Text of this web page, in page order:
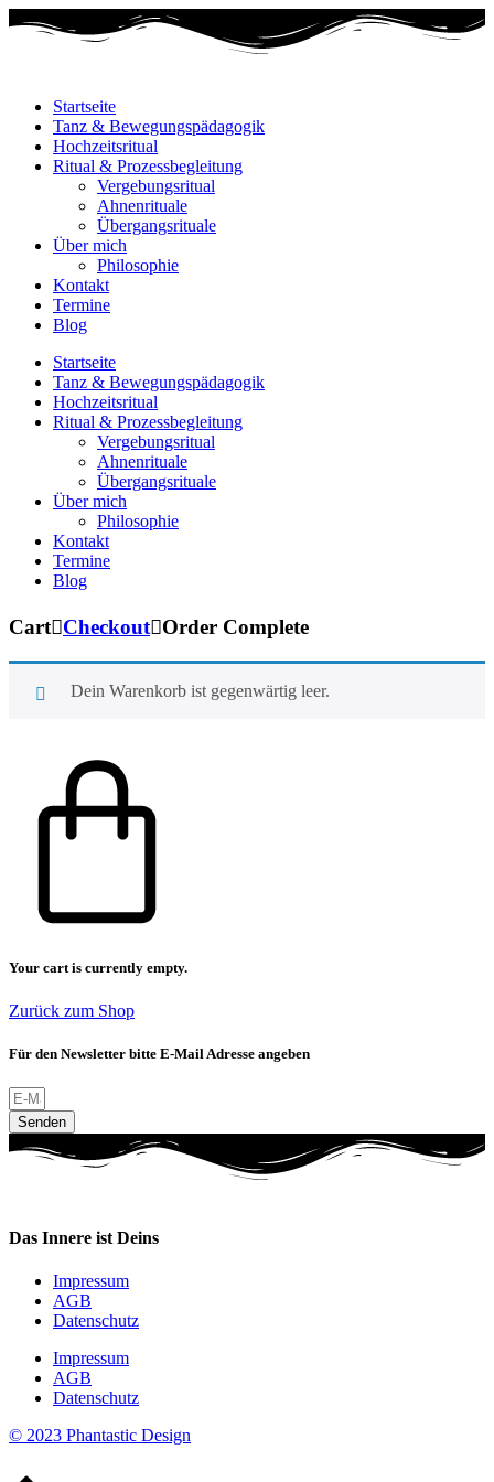
Startseite
Tanz & Bewegungspädagogik
Hochzeitsritual
Ritual & Prozessbegleitung
Vergebungsritual
Ahnenrituale
Übergangsrituale
Über mich
Philosophie
Kontakt
Termine
Blog
Startseite
Tanz & Bewegungspädagogik
Hochzeitsritual
Ritual & Prozessbegleitung
Vergebungsritual
Ahnenrituale
Übergangsrituale
Über mich
Philosophie
Kontakt
Termine
Blog
CartCheckoutOrder Complete
Dein Warenkorb ist gegenwärtig leer.
Your cart is currently empty.
Zurück zum Shop
Für den Newsletter bitte E-Mail Adresse angeben
Senden
Das Innere ist Deins
Impressum
AGB
Datenschutz
Impressum
AGB
Datenschutz
© 2023 Phantastic Design